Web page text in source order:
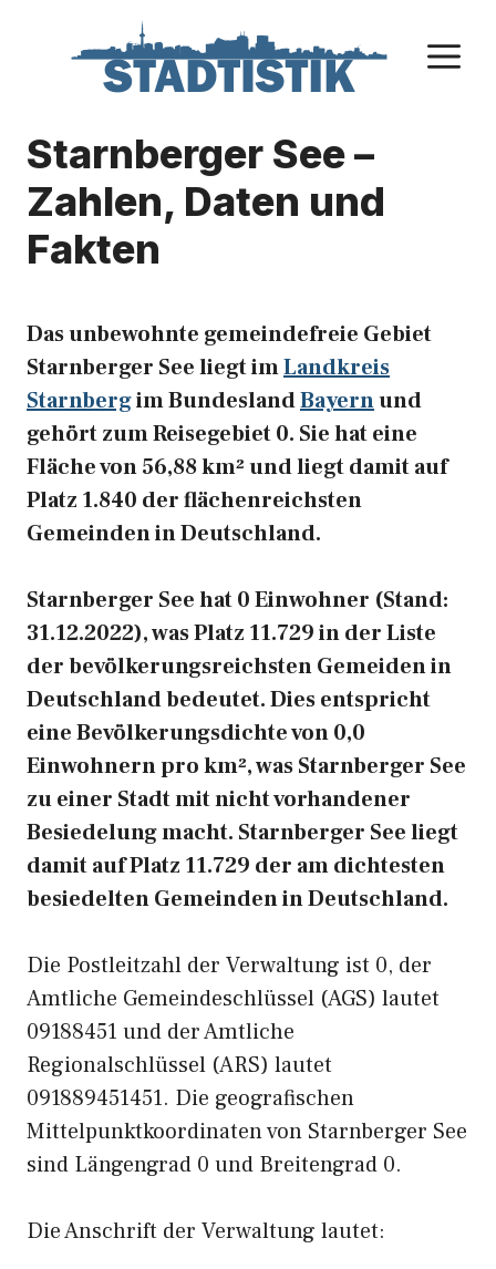
Starnberger See –
Zahlen, Daten und
Fakten
Das unbewohnte gemeindefreie Gebiet
Starnberger See liegt imLandkreis
Starnbergim BundeslandBayernund
gehört zum Reisegebiet 0. Sie hat eine
Fläche von 56,88 km² und liegt damit auf
Platz 1.840 der flächenreichsten
Gemeinden in Deutschland.
Starnberger See hat 0 Einwohner (Stand:
31.12.2022), was Platz 11.729 in der Liste
der bevölkerungsreichsten Gemeiden in
Deutschland bedeutet. Dies entspricht
eine Bevölkerungsdichte von 0,0
Einwohnern pro km², was Starnberger See
zu einer Stadt mit nicht vorhandener
Besiedelung macht. Starnberger See liegt
damit auf Platz 11.729 der am dichtesten
besiedelten Gemeinden in Deutschland.
Die Postleitzahl der Verwaltung ist 0, der
Amtliche Gemeindeschlüssel (AGS) lautet
09188451 und der Amtliche
Regionalschlüssel (ARS) lautet
091889451451. Die geografischen
Mittelpunktkoordinaten von Starnberger See
sind Längengrad 0 und Breitengrad 0.
Die Anschrift der Verwaltung lautet: